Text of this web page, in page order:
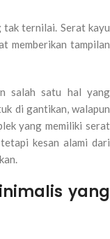
tak ternilai. Serat kayu
memberikan tampilan
salah satu hal yang
di gantikan, walapun
yang memiliki serat
kesan alami dari
yang